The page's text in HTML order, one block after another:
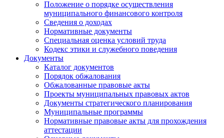
Положение о порядке осуществления
муниципального финансового контроля
Сведения о доходах
Нормативные документы
Специальная оценка условий труда
Кодекс этики и служебного поведения
Документы
Каталог документов
Порядок обжалования
Обжалованные правовые акты
Проекты муниципальных правовых актов
Документы стратегического планирования
Муниципальные программы
Нормативные правовые акты для прохождения
аттестации